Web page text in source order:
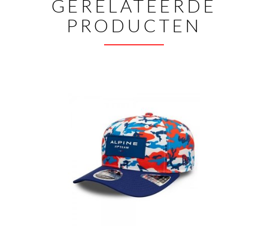
GERELATEERDE
PRODUCTEN